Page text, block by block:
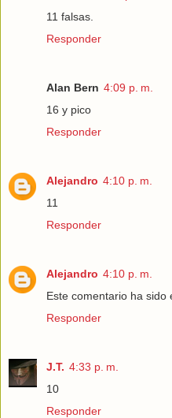
11 falsas.
Responder
Alan Bern 4:09 p. m.
16 y pico
Responder
Alejandro 4:10 p. m.
11
Responder
Alejandro 4:10 p. m.
Este comentario ha sido
Responder
J.T. 4:33 p. m.
10
Responder